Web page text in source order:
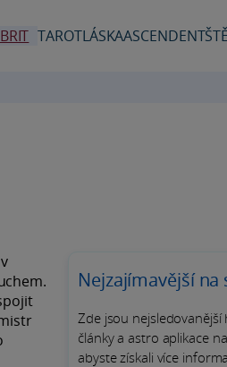
TAROTLÁSKAASCENDENT
Nejzajímavější na
Zde jsou nejsledovanější
články a astro aplikace
abyste získali více